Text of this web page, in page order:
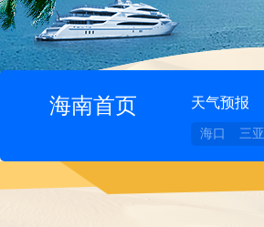
海南首页 天气预报
海口 三亚